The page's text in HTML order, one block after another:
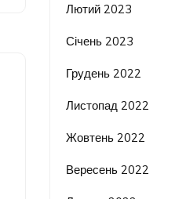
Лютий 2023
Січень 2023
Грудень 2022
Листопад 2022
Жовтень 2022
Вересень 2022